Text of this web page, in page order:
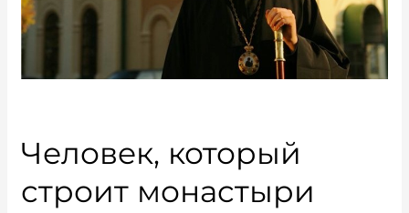
Человек, который
строит монастыри